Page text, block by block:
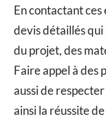
En contactant
devis détaillés qui
du projet, des
Faire appel à des
aussi de
ainsi la réussite